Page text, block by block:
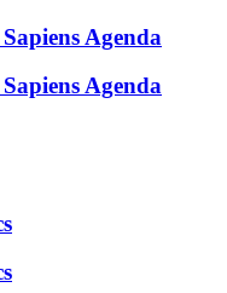
Agenda
Agenda